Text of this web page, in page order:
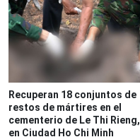
Recuperan 18 conjuntos de
restos de mártires en el
cementerio de Le Thi Rieng,
en Ciudad Ho Chi Minh